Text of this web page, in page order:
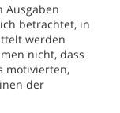
Ausgaben
betrachtet, in
werden
nicht, dass
motivierten,
der